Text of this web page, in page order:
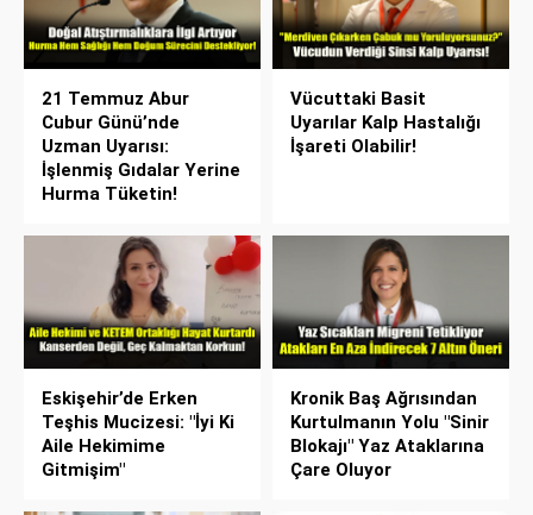
21 Temmuz Abur
Cubur Günü’nde
Uzman Uyarısı:
İşlenmiş Gıdalar Yerine
Hurma Tüketin!
Vücuttaki Basit
Uyarılar Kalp Hastalığı
İşareti Olabilir!
Eskişehir’de Erken
Teşhis Mucizesi: "İyi Ki
Aile Hekimime
Gitmişim"
Kronik Baş Ağrısından
Kurtulmanın Yolu "Sinir
Blokajı" Yaz Ataklarına
Çare Oluyor